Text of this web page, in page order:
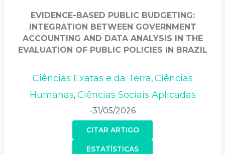
EVIDENCE-BASED PUBLIC BUDGETING:
INTEGRATION BETWEEN GOVERNMENT
ACCOUNTING AND DATA ANALYSIS IN THE
EVALUATION OF PUBLIC POLICIES IN BRAZIL
Ciências Exatas e da Terra, Ciências
Humanas, Ciências Sociais Aplicadas
•31/05/2026
CITAR ARTIGO
ESTATÍSTICAS